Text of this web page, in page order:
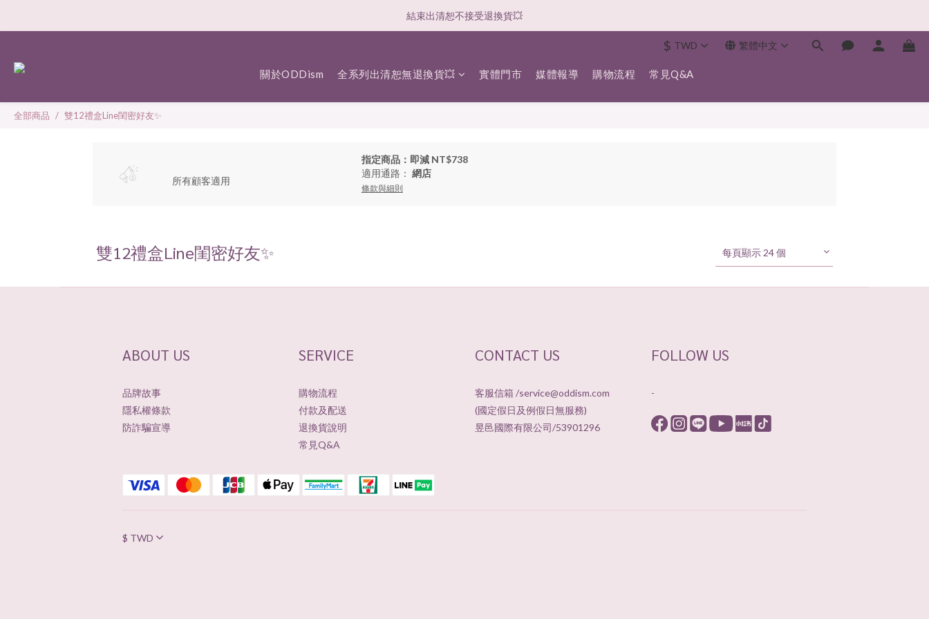
結束出清恕不接受退換貨💥
$ TWD 繁體中文
關於ODDism 全系列出清恕無退換貨💥 實體門市 媒體報導 購物流程 常見Q&A
全部商品 雙12禮盒Line閨密好友✨
所有顧客適用
指定商品：即減 NT$738
適用通路： 網店
條款與細則
雙12禮盒Line閨密好友✨ 每頁顯示 24 個
ABOUT US
品牌故事
隱私權條款
防詐騙宣導
SERVICE
購物流程
付款及配送
退換貨說明
常見Q&A
CONTACT US
客服信箱 /service@oddism.com
(國定假日及例假日無服務)
昱邑國際有限公司/53901296
FOLLOW US
-
$ TWD